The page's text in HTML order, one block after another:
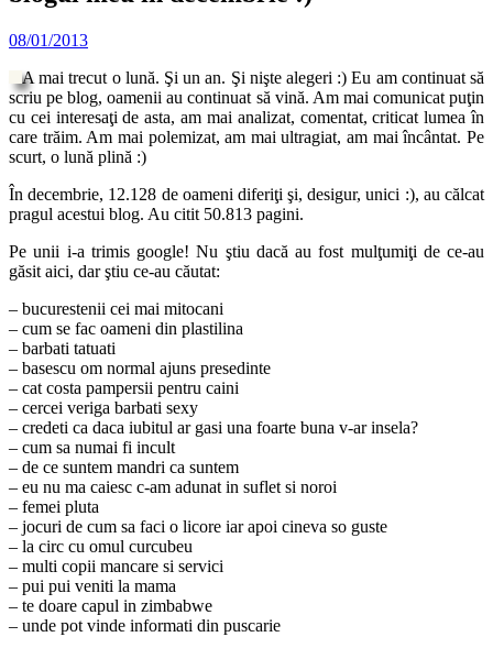
08/01/2013
A mai trecut o lună. Şi un an. Şi nişte alegeri :) Eu am continuat să
scriu pe blog, oamenii au continuat să vină. Am mai comunicat puţin
cu cei interesaţi de asta, am mai analizat, comentat, criticat lumea în
care trăim. Am mai polemizat, am mai ultragiat, am mai încântat. Pe
scurt, o lună plină :)
În decembrie, 12.128 de oameni diferiţi şi, desigur, unici :), au călcat
pragul acestui blog. Au citit 50.813 pagini.
Pe unii i-a trimis google! Nu ştiu dacă au fost mulţumiţi de ce-au
găsit aici, dar ştiu ce-au căutat:
– bucurestenii cei mai mitocani
– cum se fac oameni din plastilina
– barbati tatuati
– basescu om normal ajuns presedinte
– cat costa pampersii pentru caini
– cercei veriga barbati sexy
– credeti ca daca iubitul ar gasi una foarte buna v-ar insela?
– cum sa numai fi incult
– de ce suntem mandri ca suntem
– eu nu ma caiesc c-am adunat in suflet si noroi
– femei pluta
– jocuri de cum sa faci o licore iar apoi cineva so guste
– la circ cu omul curcubeu
– multi copii mancare si servici
– pui pui veniti la mama
– te doare capul in zimbabwe
– unde pot vinde informati din puscarie